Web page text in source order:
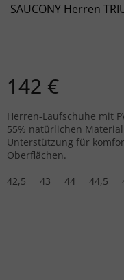
SAUCONY Herren
142 €
Herren-Laufschuhe mit
55% natürlichen
Unterstützung für
Oberflächen.
42,5
43 44 44,5